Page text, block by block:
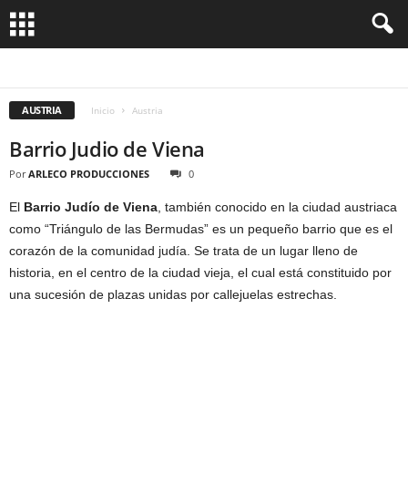
AUSTRIA Inicio Austria
Barrio Judio de Viena
Por ARLECO PRODUCCIONES 0
El Barrio Judío de Viena , también conocido en la ciudad austriaca
como “Triángulo de las Bermudas” es un pequeño barrio que es el
corazón de la comunidad judía. Se trata de un lugar lleno de
historia, en el centro de la ciudad vieja, el cual está constituido por
una sucesión de plazas unidas por callejuelas estrechas.